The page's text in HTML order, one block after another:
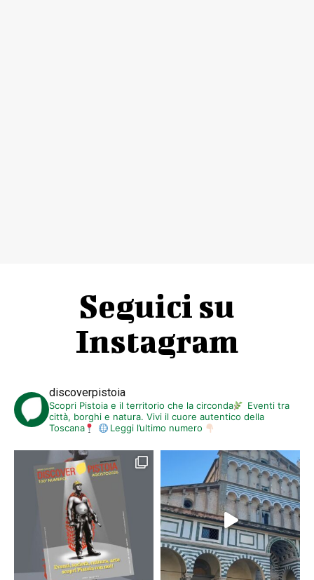
Seguici su
Instagram
discoverpistoia
Scopri Pistoia e il territorio che la circonda
Eventi tra
città, borghi e natura. Vivi il cuore autentico della
Toscana
Leggi l’ultimo numero